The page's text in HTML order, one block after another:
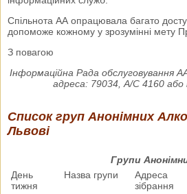
Спільнота АА опрацювала багато
допоможе кожному у зрозумінні мету
З повагою
Інформаційна Рада обслуговування
адреса: 79034, A/C 4160 або
Список груп Анонімних
Львові
Групи
День
тижня
Назва групи
Адреса
зібрання